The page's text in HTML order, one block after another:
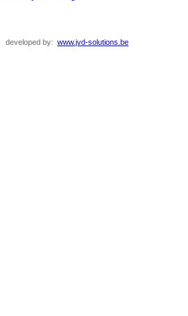
developed by: www.jvd-solutions.be